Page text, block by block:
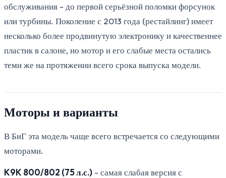
обслуживания - до первой серьёзной поломки форсунок
или турбины. Поколение с 2013 года (рестайлинг) имеет
несколько более продвинутую электронику и качественнее
пластик в салоне, но мотор и его слабые места остались
теми же на протяжении всего срока выпуска модели.
Моторы и варианты
В БиГ эта модель чаще всего встречается со следующими
моторами.
K9K 800/802 (75 л.с.) - самая слабая версия с